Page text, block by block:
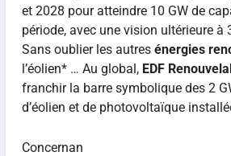
et 2028 pour atteindre 10 GW de
période, avec une vision ultérieure à
Sans oublier les autresénergies
l’éolien* … Au global, EDF
franchir la barre symbolique des 2
d’éolien et de photovoltaïque
Concernan